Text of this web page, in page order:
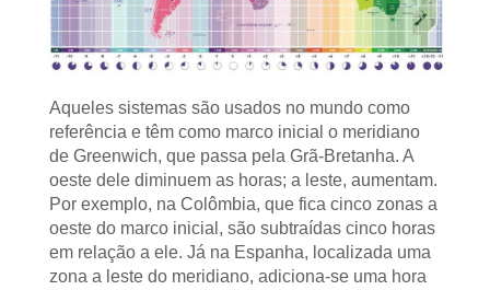
Aqueles sistemas são usados no mundo como
referência e têm como marco inicial o meridiano
de Greenwich, que passa pela Grã-Bretanha. A
oeste dele diminuem as horas; a leste, aumentam.
Por exemplo, na Colômbia, que fica cinco zonas a
oeste do marco inicial, são subtraídas cinco horas
em relação a ele. Já na Espanha, localizada uma
zona a leste do meridiano, adiciona-se uma hora